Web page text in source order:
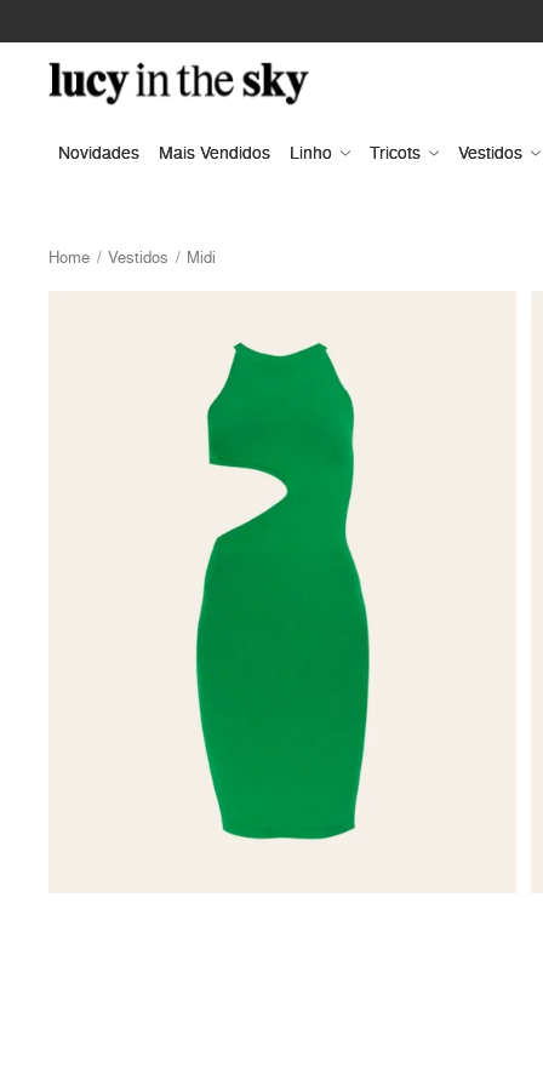
Novidades Mais Vendidos Linho Tricots Vestidos
Home Vestidos Midi